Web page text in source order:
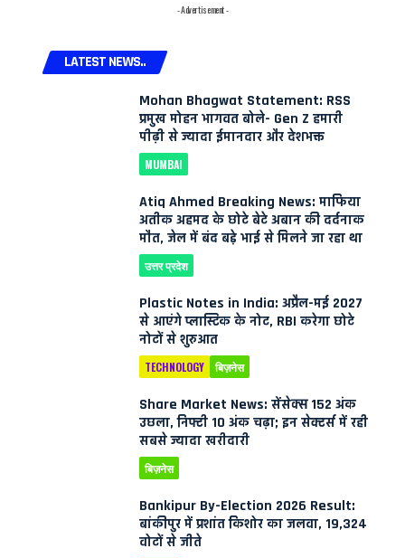
- Advertisement -
LATEST NEWS..
Mohan Bhagwat Statement: RSS
प्रमुख मोहन भागवत बोले- Gen Z हमारी
पीढ़ी से ज्यादा ईमानदार और देशभक्त
MUMBAI
Atiq Ahmed Breaking News: माफिया
अतीक अहमद के छोटे बेटे अबान की दर्दनाक
मौत, जेल में बंद बड़े भाई से मिलने जा रहा था
उत्तर प्रदेश
Plastic Notes in India: अप्रैल-मई 2027
से आएंगे प्लास्टिक के नोट, RBI करेगा छोटे
नोटों से शुरुआत
TECHNOLOGY बिज़नेस
Share Market News: सेंसेक्स 152 अंक
उछला, निफ्टी 10 अंक चढ़ा; इन सेक्टर्स में रही
सबसे ज्यादा खरीदारी
बिज़नेस
Bankipur By-Election 2026 Result:
बांकीपुर में प्रशांत किशोर का जलवा, 19,324
वोटों से जीते